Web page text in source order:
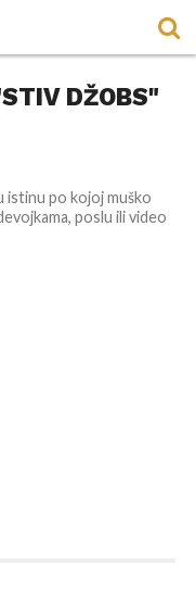
DŽOBS"
po kojoj muško
poslu ili video